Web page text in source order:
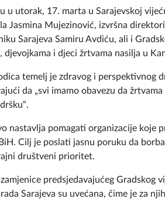
u utorak, 17. marta u Sarajevskoj
Jasmina Mujezinović, izvršna
Sarajeva Samiru Avdiću, ali i
i djeci žrtvama nasilja u
temelj je zdravog i perspektivnog
da „svi imamo obavezu da
nastavlja pomagati organizacije koje
Cilj je poslati jasnu poruku da
društveni prioritet.
predsjedavajućeg Gradskog
Sarajeva su uvećana, čime je za